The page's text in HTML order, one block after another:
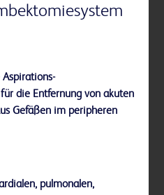
die Entfernung von akuten
Gefäßen im peripheren
pulmonalen,